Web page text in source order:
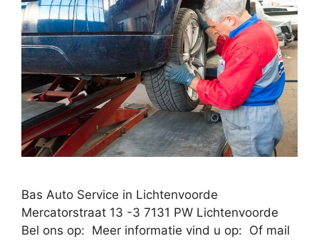
Bas Auto Service in Lichtenvoorde
Mercatorstraat 13 -3 7131 PW Lichtenvoorde
Bel ons op: Meer informatie vind u op: Of mail